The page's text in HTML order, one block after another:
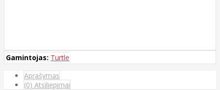
Gamintojas: Turtle
Aprašymas
(0) Atsiliepimai